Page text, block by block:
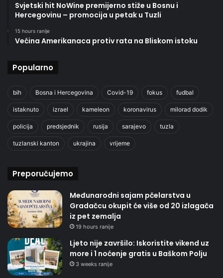
Svjetski hit NoWine premijerno stiže u Bosnu i
Hercegovinu – promocija u petak u Tuzli
15 hours ranije
Većina Amerikanaca protiv rata na Bliskom istoku
Popularno
bih Bosna i Hercegovina Covid-19 fokus fudbal
istaknuto izrael kameleon koronavirus milorad dodik
policija predsjednik rusija sarajevo tuzla
tuzlanski kanton ukrajina vrijeme
Preporučujemo
Međunarodni sajam pčelarstva u
Gradačcu okupit će više od 20 izlagača
iz pet zemalja
19 hours ranije
Ljeto nije završilo: Iskoristite vikend uz
more i 1 noćenje gratis u Baškom Polju
3 weeks ranije